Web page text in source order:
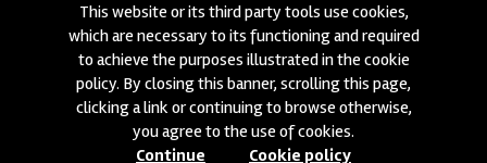
per proporci auto da fotografare, contattateci attraverso il modulo!
CONTATTACI
Siamo sempre interessati a nuove collaborazioni o a nuove auto da
fotografare! Puoi scrivercicliccando qui!
This website or its third party tools use cookies,
which are necessary to its functioning and required
to achieve the purposes illustrated in the cookie
policy. By closing this banner, scrolling this page,
clicking a link or continuing to browse otherwise,
you agree to the use of cookies.
Continue
Cookie policy